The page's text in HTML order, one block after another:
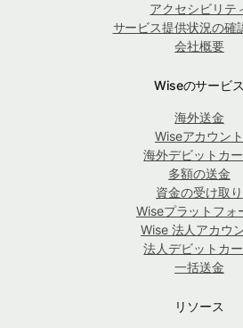
アクセシビリテ
サービス提供状況の確
会社概要
Wiseのサービス
海外送金
Wiseアカウント
海外デビットカ
多額の送金
資金の受け取り
Wiseプラットフォ
Wise 法人アカウ
法人デビットカ
一括送金
リソース